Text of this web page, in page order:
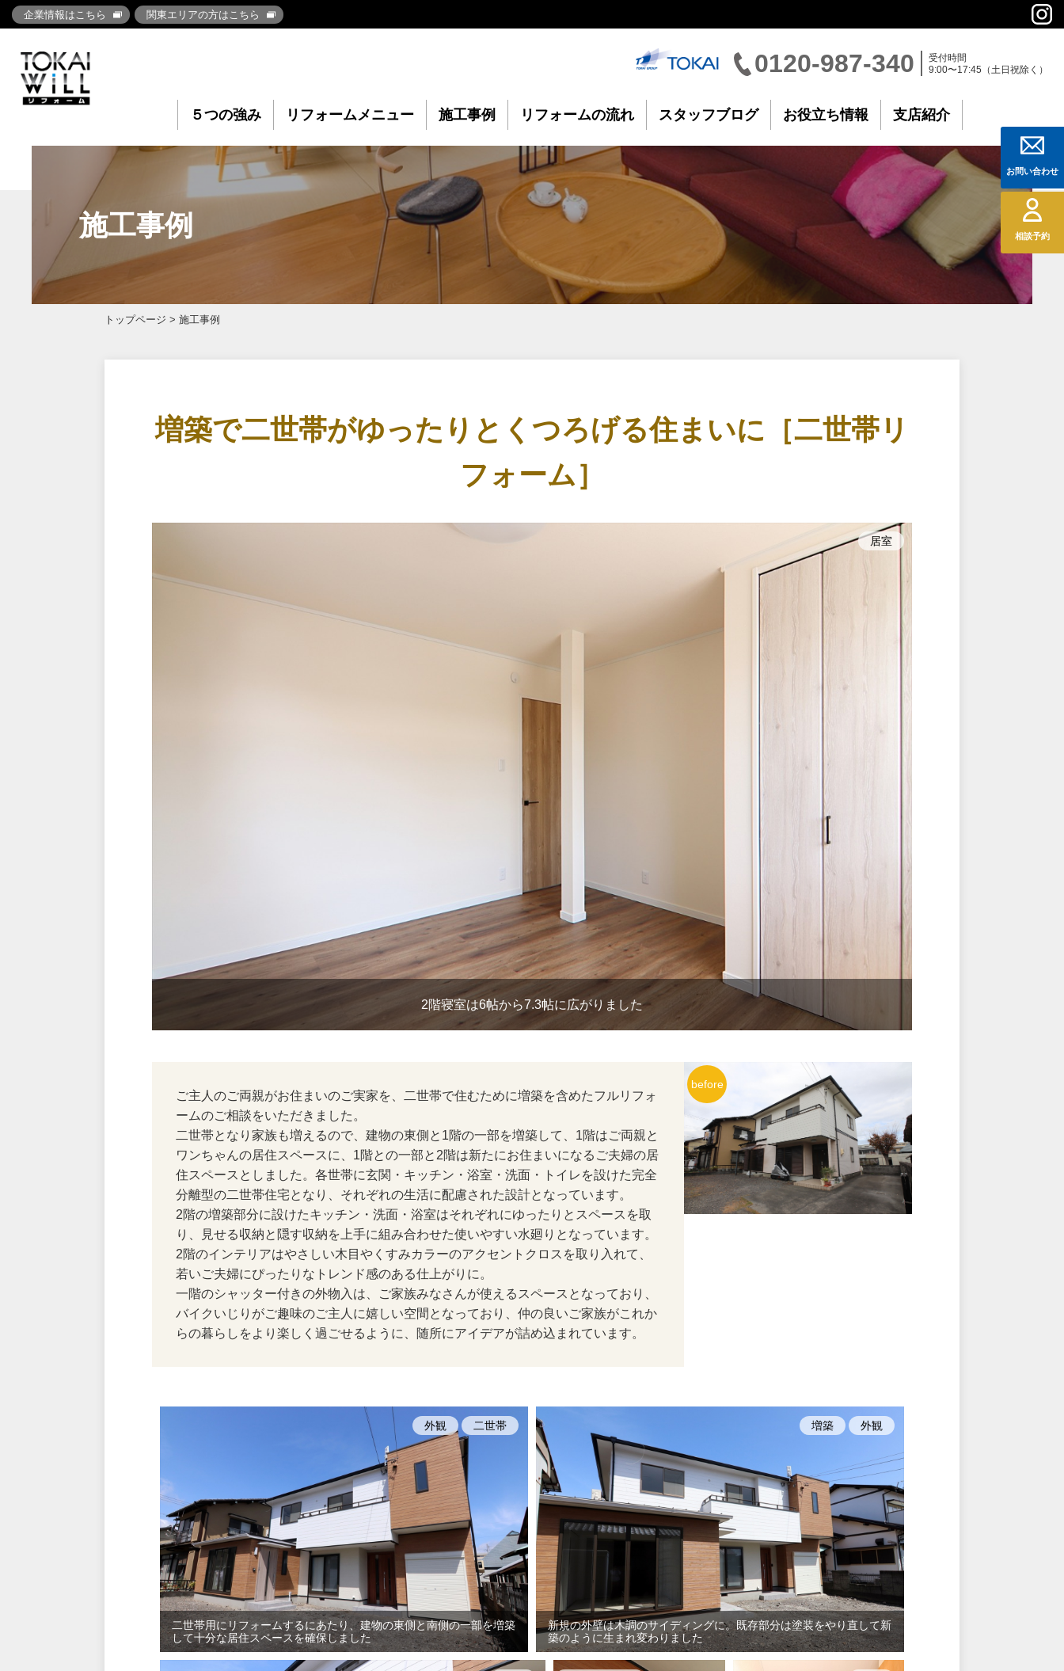
企業情報はこちら 関東エリアの方はこちら
0120-987-340
受付時間
9:00〜17:45（土日祝除く）
５つの強み リフォームメニュー 施工事例 リフォームの流れ スタッフブログ お役立ち情報 支店紹介
お問い合わせ
相談予約
施工事例
トップページ > 施工事例
増築で二世帯がゆったりとくつろげる住まいに［二世帯リ
フォーム］
居室
2階寝室は6帖から7.3帖に広がりました
ご主人のご両親がお住まいのご実家を、二世帯で住むために増築を含めたフルリフォ
ームのご相談をいただきました。
二世帯となり家族も増えるので、建物の東側と1階の一部を増築して、1階はご両親と
ワンちゃんの居住スペースに、1階との一部と2階は新たにお住まいになるご夫婦の居
住スペースとしました。各世帯に玄関・キッチン・浴室・洗面・トイレを設けた完全
分離型の二世帯住宅となり、それぞれの生活に配慮された設計となっています。
2階の増築部分に設けたキッチン・洗面・浴室はそれぞれにゆったりとスペースを取
り、見せる収納と隠す収納を上手に組み合わせた使いやすい水廻りとなっています。
2階のインテリアはやさしい木目やくすみカラーのアクセントクロスを取り入れて、
若いご夫婦にぴったりなトレンド感のある仕上がりに。
一階のシャッター付きの外物入は、ご家族みなさんが使えるスペースとなっており、
バイクいじりがご趣味のご主人に嬉しい空間となっており、仲の良いご家族がこれか
らの暮らしをより楽しく過ごせるように、随所にアイデアが詰め込まれています。
二世帯用にリフォームするにあたり、建物の東側と南側の一部を増築
して十分な居住スペースを確保しました
外観 二世帯
新規の外壁は木調のサイディングに。既存部分は塗装をやり直して新
築のように生まれ変わりました
増築 外観